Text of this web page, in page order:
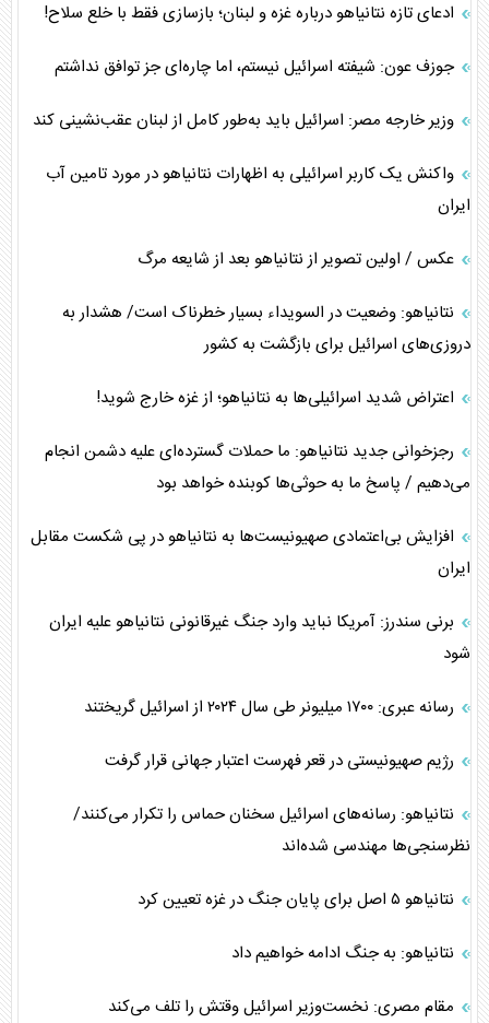
ادعای تازه نتانیاهو درباره غزه و لبنان؛ بازسازی فقط با خلع سلاح!
جوزف عون: شیفته اسرائیل نیستم، اما چاره‌ای جز توافق نداشتم
وزیر خارجه مصر: اسرائیل باید به‌طور کامل از لبنان عقب‌نشینی کند
واکنش یک کاربر اسرائیلی به اظهارات نتانیاهو در مورد تامین آب
ایران
عکس / اولین تصویر از نتانیاهو بعد از شایعه مرگ
نتانیاهو: وضعیت در السویداء بسیار خطرناک است/ هشدار به
دروزی‌های اسرائیل برای بازگشت به کشور
اعتراض شدید اسرائیلی‌ها به نتانیاهو؛ از غزه خارج شوید!
رجزخوانی جدید نتانیاهو: ما حملات گسترده‌ای علیه دشمن انجام
می‌دهیم / پاسخ ما به حوثی‌ها کوبنده خواهد بود
افزایش بی‌اعتمادی صهیونیست‌ها به نتانیاهو در پی شکست مقابل
ایران
برنی سندرز: آمریکا نباید وارد جنگ غیرقانونی نتانیاهو علیه ایران
شود
رسانه عبری: ۱۷۰۰ میلیونر طی سال ۲۰۲۴ از اسرائیل گریختند
رژیم صهیونیستی در قعر فهرست اعتبار جهانی قرار گرفت
نتانیاهو: رسانه‌های اسرائیل سخنان حماس را تکرار می‌کنند/
نظرسنجی‌ها مهندسی شده‌اند
نتانیاهو ۵ اصل برای پایان جنگ در غزه تعیین کرد
نتانیاهو: به جنگ ادامه خواهیم داد
مقام مصری: نخست‌وزیر اسرائیل وقتش را تلف می‌کند